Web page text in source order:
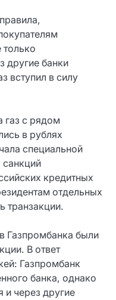
только
другие банки
вступил в силу
газ с рядом
в рублях
специальной
санкций
кредитных
отдельных
транзакции.
Газпромбанка были
В ответ
Газпромбанк
банка, однако
и через другие